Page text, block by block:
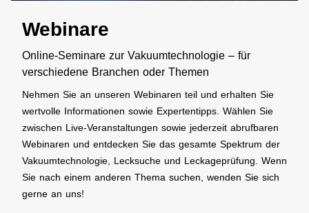
Webinare
Online-Seminare zur Vakuumtechnologie – für
verschiedene Branchen oder Themen
Nehmen Sie an unseren Webinaren teil und erhalten Sie
wertvolle Informationen sowie Expertentipps. Wählen Sie
zwischen Live-Veranstaltungen sowie jederzeit abrufbaren
Webinaren und entdecken Sie das gesamte Spektrum der
Vakuumtechnologie, Lecksuche und Leckageprüfung. Wenn
Sie nach einem anderen Thema suchen, wenden Sie sich
gerne an uns!